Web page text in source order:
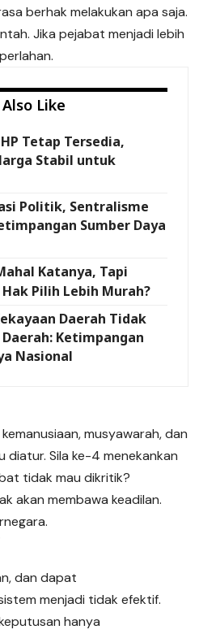
berhak melakukan apa saja.
Jika pejabat menjadi lebih
Like
Tetap Tersedia,
Stabil untuk
Politik, Sentralisme
Sumber Daya
Katanya, Tapi
Pilih Lebih Murah?
Daerah Tidak
Ketimpangan
Nasional
musyawarah, dan
diatur. Sila ke-4 menekankan
tidak mau dikritik?
akan membawa keadilan.
dan dapat
menjadi tidak efektif.
hanya